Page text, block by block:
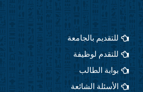
للتقديم بالجامعة
للتقدم لوظيفة
بوابة الطالب
الأسئلة الشائعة